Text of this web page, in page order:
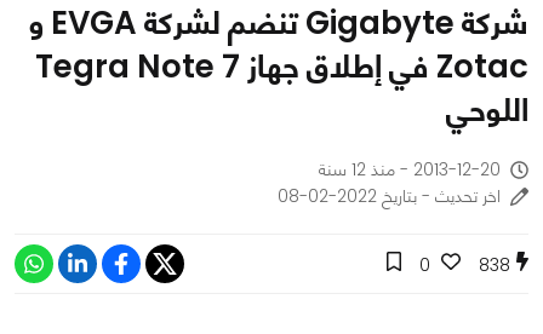
شركة Gigabyte تنضم لشركة EVGA و
Zotac في إطلاق جهاز Tegra Note 7
اللوحي
2013-12-20 - منذ 12 سنة
اخر تحديث - بتاريخ 2022-02-08
838
0